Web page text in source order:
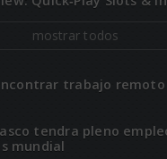
mostrar todos
trabajo remoto
tendra pleno
mundial